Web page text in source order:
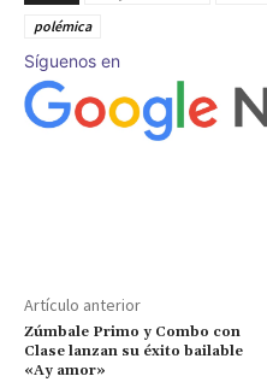
polémica
Síguenos en
Artículo anterior
Zúmbale Primo y Combo con
Clase lanzan su éxito bailable
«Ay amor»